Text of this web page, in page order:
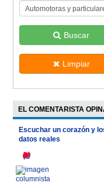
Buscar
Limpiar
EL COMENTARISTA
Escuchar un corazón y
datos reales